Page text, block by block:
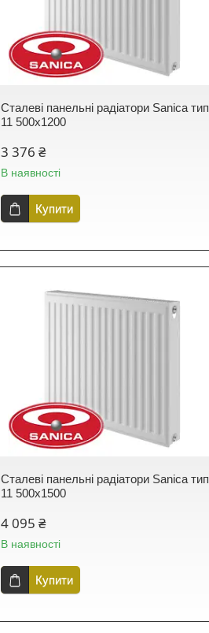
Сталеві панельні радіатори Sanica тип
11 500х1200
3 376 ₴
В наявності
Купити
Сталеві панельні радіатори Sanica тип
11 500х1500
4 095 ₴
В наявності
Купити